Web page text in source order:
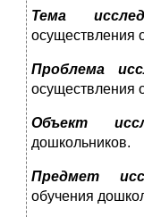
Тема
осуществления
Проблема
осуществления
Объект
дошкольников.
Предмет
обучения